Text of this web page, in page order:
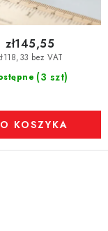
(3 szt)
bez VAT
zł145,55
KOSZYKA